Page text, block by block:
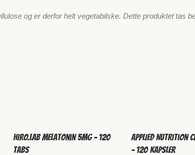
og er derfor helt vegetabilske. Dette produktet tas
HIRO.LAB Melatonin 5mg – 120
tabs
Applied Nutrition
– 120 kapsler